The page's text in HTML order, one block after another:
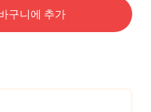
구니에 추가